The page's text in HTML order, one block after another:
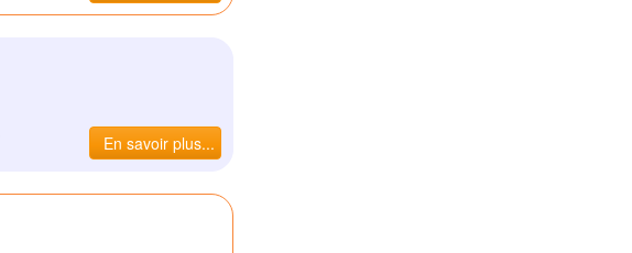
En savoir plus...